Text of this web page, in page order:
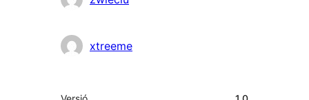
xtreeme
Meta